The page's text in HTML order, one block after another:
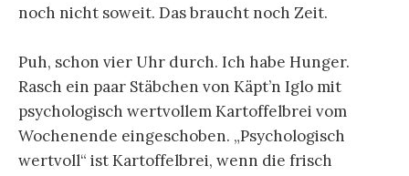
noch nicht soweit. Das braucht noch Zeit.
Puh, schon vier Uhr durch. Ich habe Hunger.
Rasch ein paar Stäbchen von Käpt’n Iglo mit
psychologisch wertvollem Kartoffelbrei vom
Wochenende eingeschoben. „Psychologisch
wertvoll“ ist Kartoffelbrei, wenn die frisch